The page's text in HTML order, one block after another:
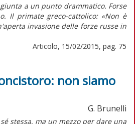
a un punto drammatico. Forse
Il primate greco-cattolico: «Non è
invasione delle forze russe in
Articolo, 15/02/2015, pag. 75
non siamo
G. Brunelli
stessa, ma un mezzo per dare una